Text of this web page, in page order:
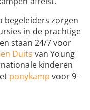
begeleiders zorgen
in de prachtige
staan 24/7 voor
Duits van Young
kinderen
ponykamp voor 9-